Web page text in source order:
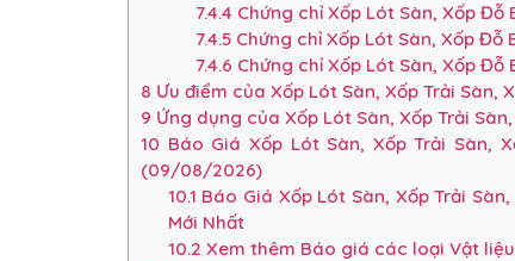
7.4.4 Chứng chỉ Xốp Lót Sàn, Xốp Đỗ
7.4.5Chứng chỉ Xốp Lót Sàn, Xốp Đỗ
7.4.6 Chứng chỉ Xốp Lót Sàn, Xốp
8 Ưu điểm của Xốp Lót Sàn, Xốp Trải Sàn,
9 Ứng dụng của Xốp Lót Sàn, Xốp Trải
10 Báo Giá Xốp Lót Sàn, Xốp Trải Sàn,
(09/08/2026)
10.1 Báo Giá Xốp Lót Sàn, Xốp Trải
Mới Nhất
10.2 Xem thêm Báo giá các loại Vật